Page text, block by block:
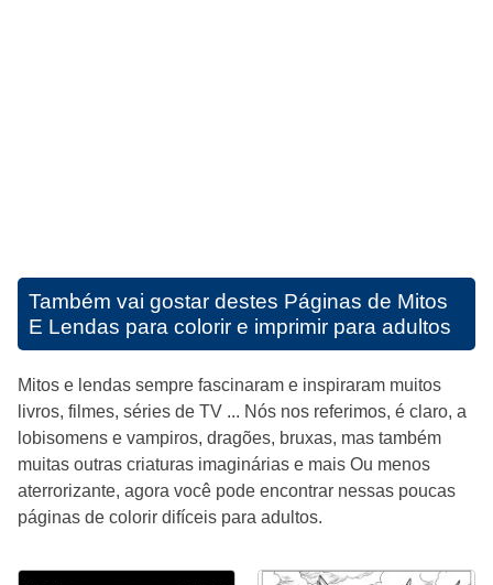
Também vai gostar destes Páginas de Mitos
E Lendas para colorir e imprimir para adultos
Mitos e lendas sempre fascinaram e inspiraram muitos
livros, filmes, séries de TV ... Nós nos referimos, é claro, a
lobisomens e vampiros, dragões, bruxas, mas também
muitas outras criaturas imaginárias e mais Ou menos
aterrorizante, agora você pode encontrar nessas poucas
páginas de colorir difíceis para adultos.